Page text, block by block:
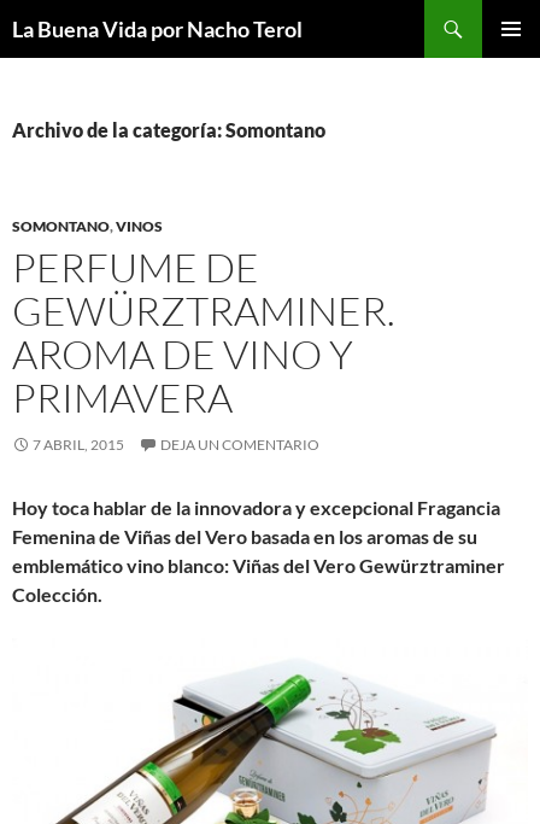
La Buena Vida por Nacho Terol
Archivo de la categoría: Somontano
SOMONTANO,VINOS
PERFUME DE
GEWÜRZTRAMINER.
AROMA DE VINO Y
PRIMAVERA
7 ABRIL, 2015 DEJA UN COMENTARIO
Hoy toca hablar de la innovadora y excepcional Fragancia
Femenina de Viñas del Vero basada en los aromas de su
emblemático vino blanco: Viñas del VeroGewürztraminer
Colección.